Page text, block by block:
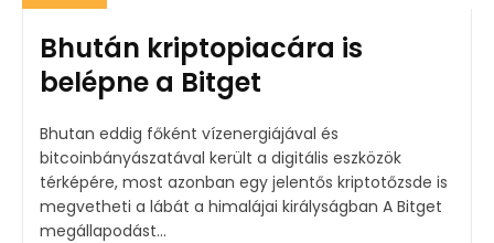
Bhután kriptopiacára is
belépne a Bitget
Bhutan eddig főként vízenergiájával és
bitcoinbányászatával került a digitális eszközök
térképére, most azonban egy jelentős kriptotőzsde is
megvetheti a lábát a himalájai királyságban A Bitget
megállapodást...